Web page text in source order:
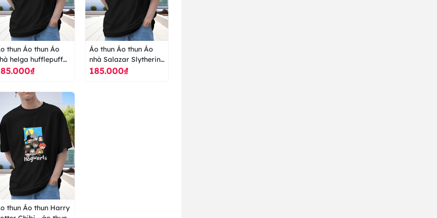
thun Áo thun Áo
helga hufflepuff
Potter - áo thun
Áo thun Áo thun Áo
nhà Salazar Slytherin
Harry Potter - áo thun
185.000₫
thun Áo thun Harry